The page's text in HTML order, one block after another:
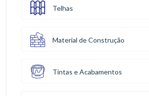
Telhas
Material de Construção
Tintas e Acabamentos